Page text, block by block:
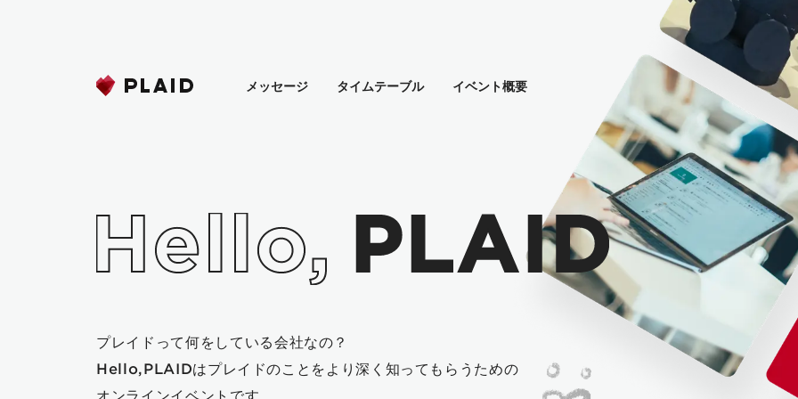
メッセージ タイムテーブル イベント概要
プレイドって何をしている会社なの？
Hello,PLAIDはプレイドのことをより深く知ってもらうための
オンラインイベントです。